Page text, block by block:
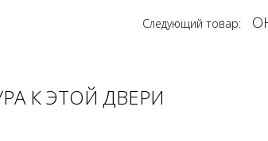
Следующий товар:
К ЭТОЙ ДВЕРИ